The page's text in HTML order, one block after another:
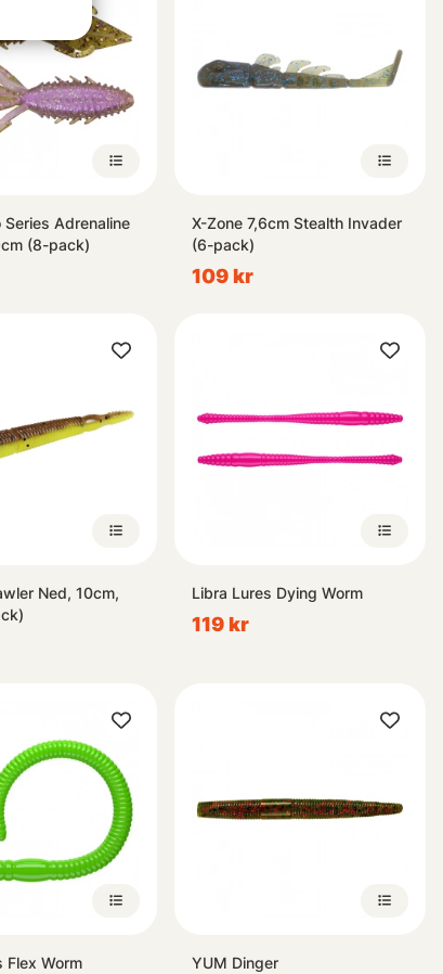
Series Adrenaline
(8-pack)
X-Zone 7,6cm Stealth Invader
(6-pack)
109 kr
Ned, 10cm,
Libra Lures Dying Worm
119 kr
Flex Worm YUM Dinger